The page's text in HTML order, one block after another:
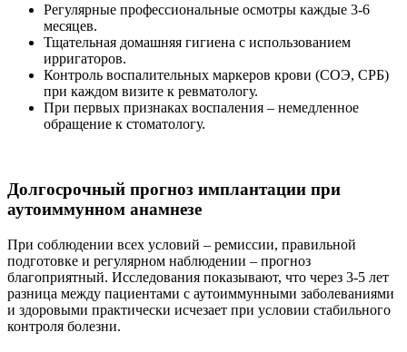
Регулярные профессиональные осмотры каждые 3-6
месяцев.
Тщательная домашняя гигиена с использованием
ирригаторов.
Контроль воспалительных маркеров крови (СОЭ, СРБ)
при каждом визите к ревматологу.
При первых признаках воспаления – немедленное
обращение к стоматологу.
Долгосрочный прогноз имплантации при
аутоиммунном анамнезе
При соблюдении всех условий – ремиссии, правильной
подготовке и регулярном наблюдении – прогноз
благоприятный. Исследования показывают, что через 3-5 лет
разница между пациентами с аутоиммунными заболеваниями
и здоровыми практически исчезает при условии стабильного
контроля болезни.